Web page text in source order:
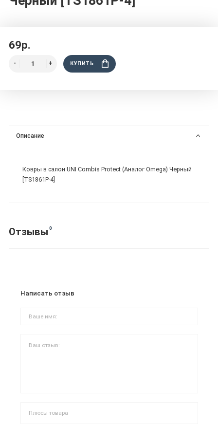
69р.
КУПИТЬ
Описание
Ковры в салон UNI Combis Protect (Аналог Omega) Черный
[TS1861P-4]
Отзывы 0
Написать отзыв